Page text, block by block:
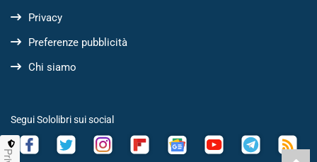
Privacy
Preferenze pubblicità
Chi siamo
Segui Sololibri sui social